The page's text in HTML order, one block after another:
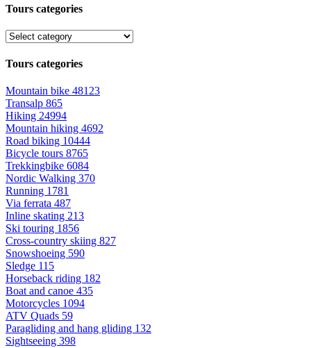
Tours categories
Tours categories
Mountain bike 48123
Transalp 865
Hiking 24994
Mountain hiking 4692
Road biking 10444
Bicycle tours 8765
Trekkingbike 6084
Nordic Walking 370
Running 1781
Via ferrata 487
Inline skating 213
Ski touring 1856
Cross-country skiing 827
Snowshoeing 590
Sledge 115
Horseback riding 182
Boat and canoe 435
Motorcycles 1094
ATV Quads 59
Paragliding and hang gliding 132
Sightseeing 398